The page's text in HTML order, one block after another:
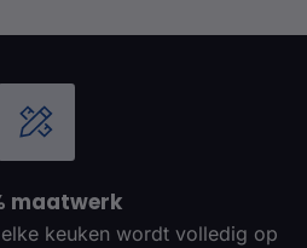
maatwerk
keuken wordt volledig op